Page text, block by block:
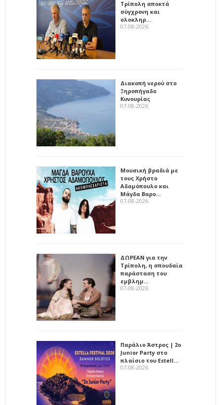
Τρίπολη αποκτά
σύγχρονη και
ολοκληρ…
07-08-2026
Διακοπή νερού στο
Ξηροπήγαδο
Κυνουρίας
07-08-2026
Μουσική βραδιά με
τους Χρήστο
Αδαμόπουλο και
Μάγδα Βαρο…
07-08-2026
ΔΩΡΕΑΝ για την
Τρίπολη, η σπουδαία
παράσταση του
εμβλημ…
07-08-2026
Παράλιο Άστρος | 2ο
Junior Party στο
πλαίσιο του Estell…
07-08-2026